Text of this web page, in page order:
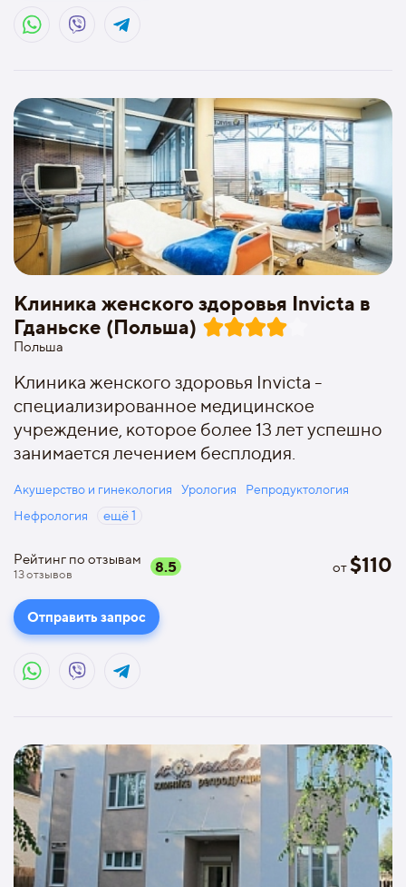
Клиника женского здоровья Invicta в
Гданьске (Польша)
Польша
Клиника женского здоровья Invicta -
специализированное медицинское
учреждение, которое более 13 лет успешно
занимается лечением бесплодия.
Акушерство и гинекология Урология
Репродуктология
Нефрология
ещё1
Рейтинг по отзывам
13отзывов 8.5 от$110
Отправить запрос